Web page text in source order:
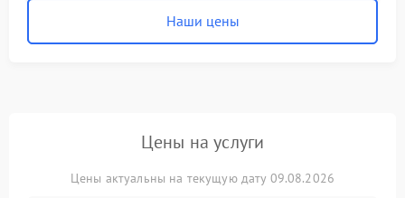
Наши цены
Цены на услуги
Цены актуальны на текущую дату 09.08.2026